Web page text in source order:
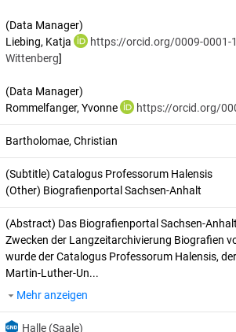
(Data Manager)
Liebing, Katja
https://orcid.org/0009-0001-
Wittenberg]
(Data Manager)
Rommelfanger, Yvonne
https://orcid.org/
Bartholomae, Christian
(Subtitle) Catalogus Professorum Halensis
(Other) Biografienportal Sachsen-Anhalt
(Abstract) Das Biografienportal Sachsen-
Zwecken der Langzeitarchivierung Biografien
wurde der Catalogus Professorum Halensis,
Martin-Luther-Un...
Mehr anzeigen
Halle (Saale)